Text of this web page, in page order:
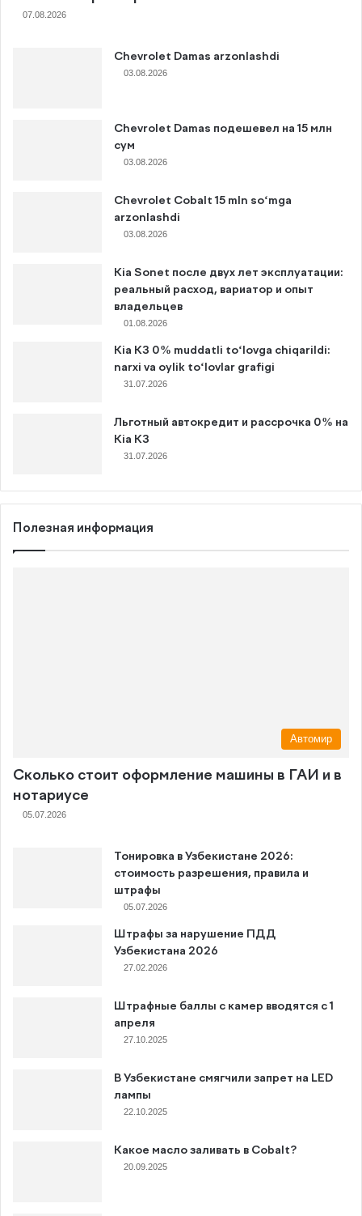
07.08.2026
Chevrolet Damas arzonlashdi
03.08.2026
Chevrolet Damas подешевел на 15 млн
сум
03.08.2026
Chevrolet Cobalt 15 mln so‘mga
arzonlashdi
03.08.2026
Kia Sonet после двух лет эксплуатации:
реальный расход, вариатор и опыт
владельцев
01.08.2026
Kia K3 0% muddatli to‘lovga chiqarildi:
narxi va oylik to‘lovlar grafigi
31.07.2026
Льготный автокредит и рассрочка 0% на
Kia K3
31.07.2026
Полезная информация
Автомир
Сколько стоит оформление машины в ГАИ и в
нотариусе
05.07.2026
Тонировка в Узбекистане 2026:
стоимость разрешения, правила и
штрафы
05.07.2026
Штрафы за нарушение ПДД
Узбекистана 2026
27.02.2026
Штрафные баллы с камер вводятся с 1
апреля
27.10.2025
В Узбекистане смягчили запрет на LED
лампы
22.10.2025
Какое масло заливать в Cobalt?
20.09.2025